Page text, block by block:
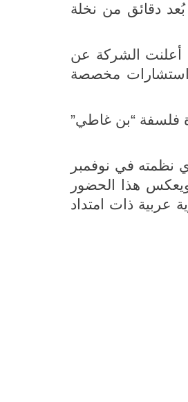
دقائق من نخلة
أعلنت الشركة عن
استشارات مخصصة
فلسفة “بن غاطي”
نظمته في نوفمبر
ويعكس هذا الحضور
عربية ذات امتداد